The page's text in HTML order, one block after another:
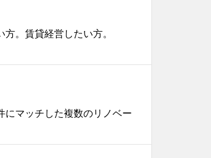
。賃貸経営したい方。
にマッチした複数のリノベー